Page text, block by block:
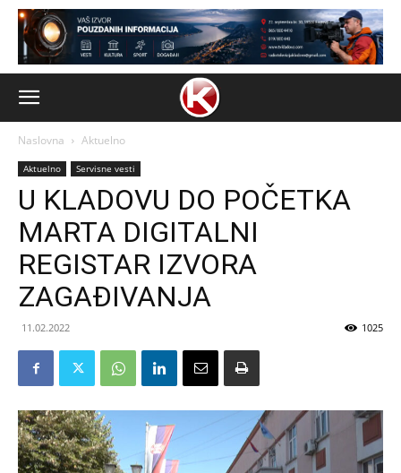
Naslovna Aktuelno
Aktuelno Servisne vesti
U KLADOVU DO POČETKA
MARTA DIGITALNI
REGISTAR IZVORA
ZAGAĐIVANJA
11.02.2022 1025